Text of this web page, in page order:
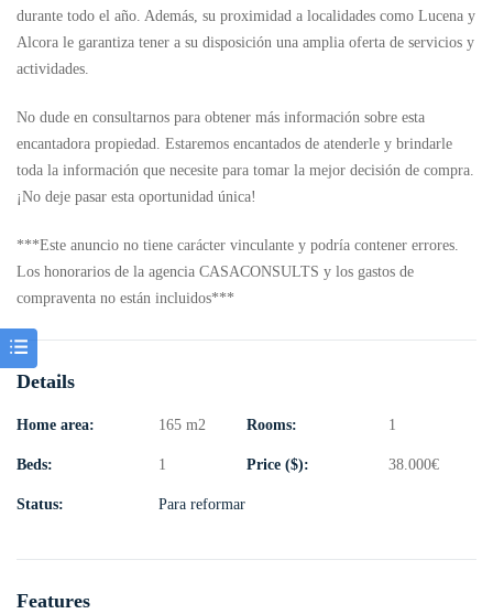
durante todo el año. Además, su proximidad a localidades como Lucena y
Alcora le garantiza tener a su disposición una amplia oferta de servicios y
actividades.
No dude en consultarnos para obtener más información sobre esta
encantadora propiedad. Estaremos encantados de atenderle y brindarle
toda la información que necesite para tomar la mejor decisión de compra.
¡No deje pasar esta oportunidad única!
***Este anuncio no tiene carácter vinculante y podría contener errores.
Los honorarios de la agencia CASACONSULTS y los gastos de
compraventa no están incluidos***
Details
Home area: 165 m2 Rooms: 1
Beds: 1 Price ($): 38.000€
Status: Para reformar
Features